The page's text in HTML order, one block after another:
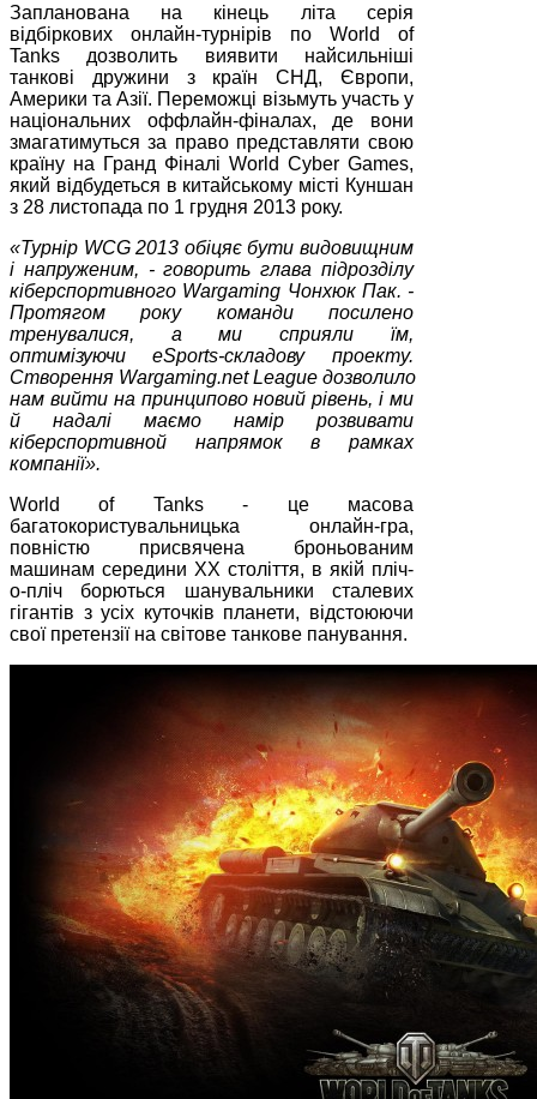
Запланована на кінець літа серія
відбіркових онлайн-турнірів по World of
Tanks дозволить виявити найсильніші
танкові дружини з країн СНД, Європи,
Америки та Азії. Переможці візьмуть участь у
національних оффлайн-фіналах, де вони
змагатимуться за право представляти свою
країну на Гранд Фіналі World Cyber Games,
який відбудеться в китайському місті Куншан
з 28 листопада по 1 грудня 2013 року.
«Турнір WCG 2013 обіцяє бути видовищним
і напруженим, - говорить глава підрозділу
кіберспортивного Wargaming Чонхюк Пак. -
Протягом року команди посилено
тренувалися, а ми сприяли їм,
оптимізуючи
eSports-складову проекту.
Створення Wargaming.net League дозволило
нам вийти на принципово новий рівень, і ми
й надалі маємо намір розвивати
кіберспортивной напрямок в рамках
компанії».
World of Tanks - це масова
багатокористувальницька онлайн-гра,
повністю присвячена броньованим
машинам середини XX століття, в якій пліч-
о-пліч борються шанувальники сталевих
гігантів з усіх куточків планети, відстоюючи
свої претензії на світове танкове панування.